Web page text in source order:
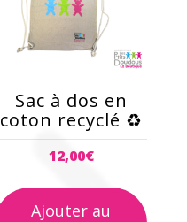
Sac à dos en
coton recyclé ♻️
12,00€
Ajouter au